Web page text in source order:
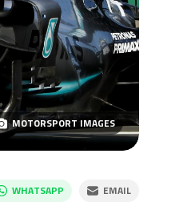
MOTORSPORT IMAGES
WHATSAPP EMAIL